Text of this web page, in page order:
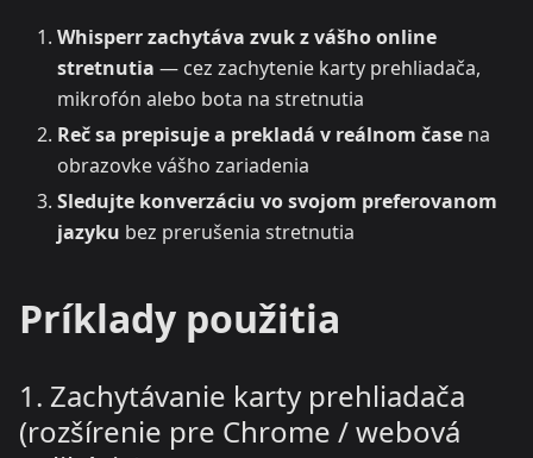
Whisperr zachytáva zvuk z vášho online
stretnutia — cez zachytenie karty prehliadača,
mikrofón alebo bota na stretnutia
Reč sa prepisuje a prekladá v reálnom čase na
obrazovke vášho zariadenia
Sledujte konverzáciu vo svojom preferovanom
jazyku bez prerušenia stretnutia
Príklady použitia
1. Zachytávanie karty prehliadača
(rozšírenie pre Chrome / webová